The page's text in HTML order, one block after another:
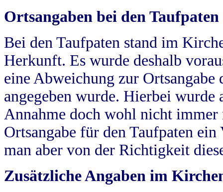
Ortsangaben bei den Taufpaten
Bei den Taufpaten stand im
Herkunft. Es wurde deshalb
eine Abweichung zur
angegeben wurde. Hierbei wurde
Annahme doch wohl nicht
Ortsangabe für den Taufpaten
man aber von der Richtigkeit
Zusätzliche Angaben im